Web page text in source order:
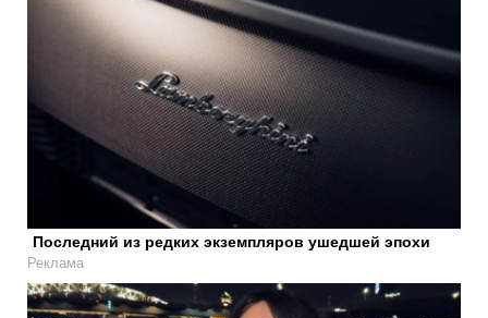
Последний из редких экземпляров ушедшей эпохи
Реклама